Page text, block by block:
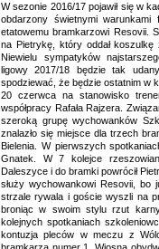
W sezonie 2016/17 pojawił się w
obdarzony świetnymi
etatowemu bramkarzowi Resovii.
na Pietrykę, który oddał
Niewielu sympatyków
ligowy 2017/18 będzie tak
spodziewać, że będzie ostatnim w
20 czerwca na stanowisko
współpracy Rafała Rajzera.
szeroką grupę wychowanków
znalazło się miejsce dla trzech
Bielenia. W pierwszych
Gnatek. W 7 kolejce
Daleszyce i do bramki powrócił
służy wychowankowi Resovii, bo
strzale rywala i goście wyszli na
broniąc w swoim stylu rzut
kolejnych spotkaniach
kontuzja pleców w meczu z